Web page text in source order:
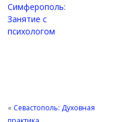
Симферополь:
Занятие с
психологом
« Севастополь: Духовная